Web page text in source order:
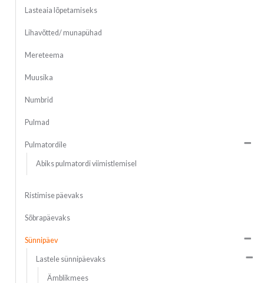
Lasteaia lõpetamiseks
Lihavõtted/ munapühad
Mereteema
Muusika
Numbrid
Pulmad
Pulmatordile
Abiks pulmatordi viimistlemisel
Ristimise päevaks
Sõbrapäevaks
Sünnipäev
Lastele sünnipäevaks
Ämblikmees